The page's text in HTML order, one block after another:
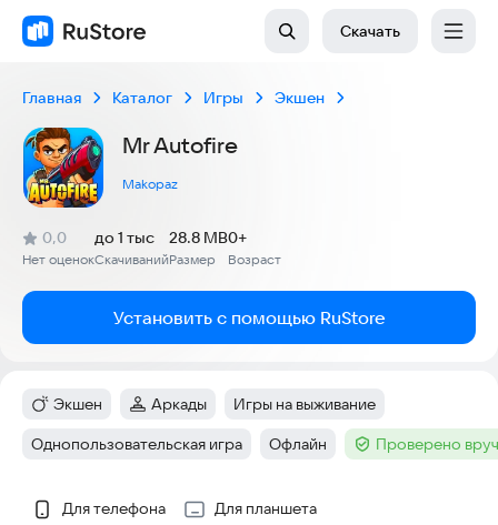
Скачать
Главная Каталог Игры Экшен
Mr Autofire
Makopaz
Рейтинг:
0,0
(
Нет оценок
)
Скачиваний
до 1 тыс
Размер
28.8 MB
Возраст
0+
Установить с помощью RuStore
Категория
Экшен Категория:
Аркады Тег:
Игры на выживание
Тег:
Однопользовательская игра Тег:
Офлайн Тег :Проверено
Скриншоты
Для телефона Для планшета